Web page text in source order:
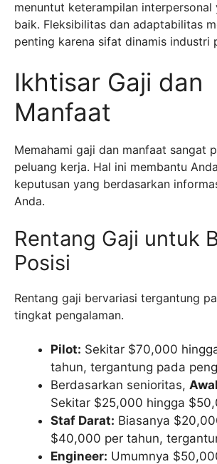
menuntut keterampilan interpersonal
baik. Fleksibilitas dan adaptabilitas
penting karena sifat dinamis industri
Ikhtisar Gaji dan
Manfaat
Memahami gaji dan manfaat sangat
peluang kerja. Hal ini membantu
keputusan yang berdasarkan
Anda.
Rentang Gaji untuk
Posisi
Rentang gaji bervariasi tergantung
tingkat pengalaman.
Pilot: Sekitar $70,000
tahun, tergantung pada
Berdasarkan senioritas,
Sekitar $25,000 hingga
Staf Darat: Biasanya
$40,000 per tahun,
Engineer: Umumnya